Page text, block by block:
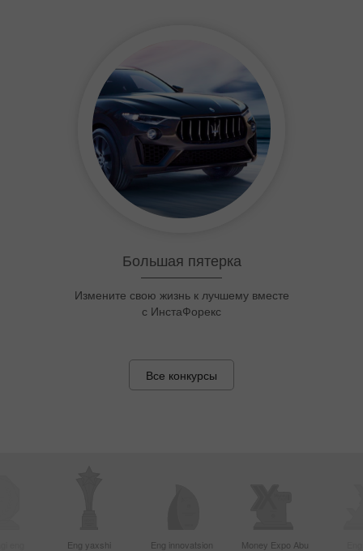
Snayper
Snayper bo`l, har hafta $1 500 ol!
Все конкурсы
Eng yaxshi
Eng innovatsion
Money Expo Abu